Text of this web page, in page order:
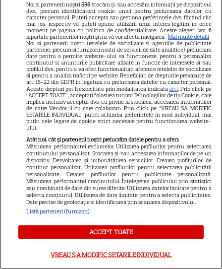
14
despre viața sa. Filmul are 232
de minute
3
VEDETE STRĂINE
Marvel are un nou Black
Panther. David Jonsson preia
moștenirea lui Chadwick
Boseman
7
Ryan Gosling este noul Ghost
Rider din Universul Marvel.
Anunțul făcut la Comic-Con i-
a entuziasmat pe fani
DISNEY PLUS
„Diavolul se îmbracă de la
Prada 2” s-a lansat pe Disney+.
Meryl Streep și Anne
Noi și partenerii noștri596 stocăm și/sau accesăm informații pe dispozitivul
dvs., precum identificatorii cookie unici pentru prelucrarea datelor cu
caracter personal. Puteți accepta sau gestiona preferințele dvs. făcând clic
mai jos, respectiv vă puteți opune utilizării unui interes legitim în orice
moment pe pagina cu politica de confidențialitate. Aceste alegeri vor fi
raportate partenerilor noștri și nu vă vor afecta navigarea. Mai multe detalii
Noi si partenerii nostri (retelele de socializare si agentiile de publicitate
partenere, precum si furnizorii nostri de servicii de date analitice) prelucram
date pentru a permite website-ului sa functioneze, pentru a personaliza
continutul si anunturile publicitare afisate in functie de interesele si/sau
profilul dvs., pentru a va oferi functionalitati aferente retelelor de socializare
si pentru a analiza traficul pe website. Beneficiati de drepturile prevazute de
art. 15-22 din GDPR in legatura cu prelucrarea datelor cu caracter personal.
Aceste drepturi pot fi exercitate prin modalitatea indicataaici. Prin click pe
“ACCEPT TOATE”, acceptati folosirea tuturor Tehnologiilor de tip Cookie, care
implica inclusiv acceptul dvs. cu privire la stocarea/accesarea informatiilor
de catre Vendor-ii cu care colaboram. Prin click pe “VREAU SA MODIFIC
SETARILE INDIVIDUAL” puteti schimba preferintele in mod individual, mai
putin cele legate de cookie strict necesare pentru functionarea website-
ului.
Atât noi, cât și partenerii noștri prelucrăm datele pentru a oferi:
Măsurarea performanței reclamelor. Utilizarea profilurilor pentru selectarea
conținutului personalizat. Stocarea și/sau accesarea informațiilor de pe un
dispozitiv. Dezvoltarea și îmbunătățirea serviciilor. Crearea profilurilor de
conținut personalizat. Utilizarea profilurilor pentru selectarea publicității
personalizate. Crearea profilurilor pentru publicitate personalizată.
Măsurarea performanței conținutului. Înțelegerea publicului prin statistici
sau combinații de date din surse diferite. Utilizarea datelor limitate pentru a
selecta conținutul. Utilizarea de date limitate pentru a selecta publicitatea.
Date precise de geolocație și identificarea prin scanarea dispozitivului.
Listă parteneri (furnizori)
ACCEPT TOATE
VREAU SA MODIFIC SETARILE INDIVIDUAL